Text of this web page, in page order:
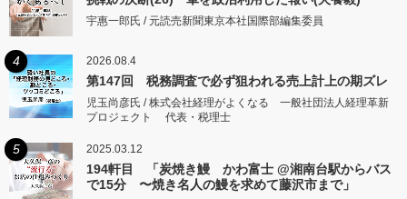
宇惠一郎氏 / 元読売新聞東京本社国際部編集委員
4 2026.08.4
第147回 税務調査で必ず狙われる売上計上の期ズレ
児玉尚彦氏 / 株式会社経理がよくなる 一般社団法人経理革新
プロジェクト 代表・税理士
5 2025.03.12
194軒目 「炭焼き鰻 かわ富士 @湘南台駅からバス
で15分 〜焼き名人の鰻を求めて藤沢市まで」